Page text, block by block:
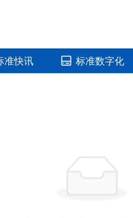
准快讯 标准数字化